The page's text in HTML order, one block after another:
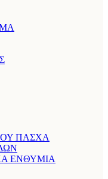
ΠΑΣΧΑ
ΕΝΘΥΜΙΑ